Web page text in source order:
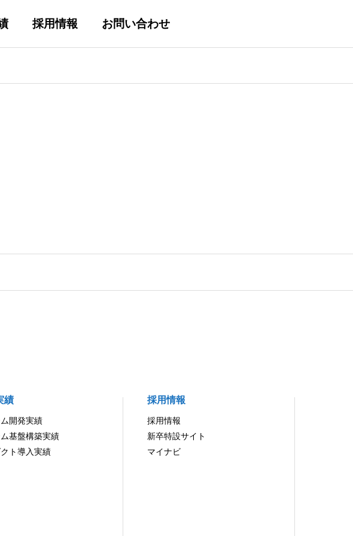
採用情報 お問い合わせ
績
開発実績
基盤構築実績
ト導入実績
採用情報
採用情報
新卒特設サイト
マイナビ